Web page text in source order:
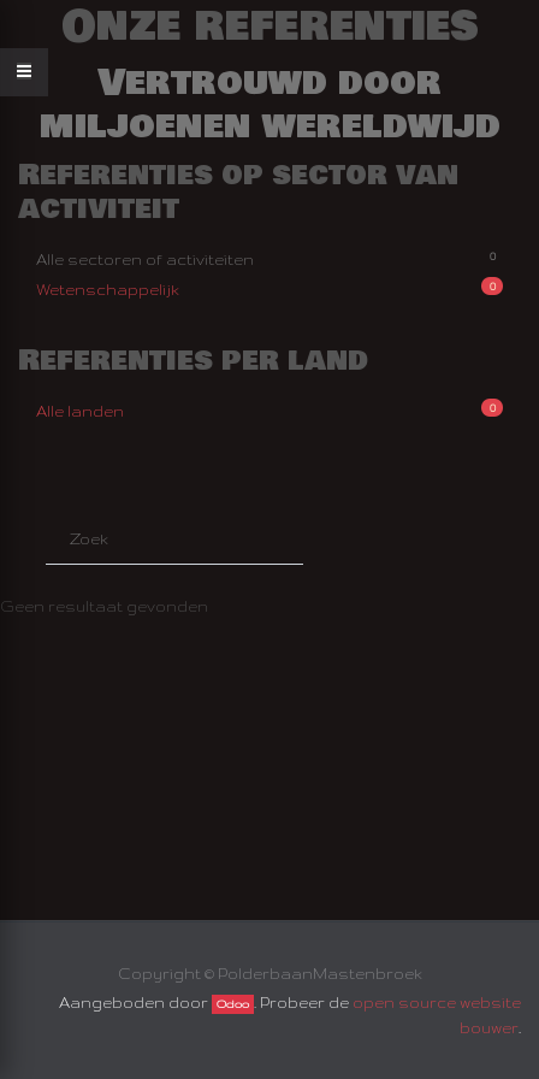
FEESTJE
Onze referenties
Vertrouwd door
miljoenen wereldwijd
Referenties op sector van
activiteit
0
Alle sectoren of activiteiten
0
Wetenschappelijk
Referenties per land
0
Alle landen
Geen resultaat gevonden
Copyright © PolderbaanMastenbroek
Aangeboden door
Odoo . Probeer de open source website
bouwer